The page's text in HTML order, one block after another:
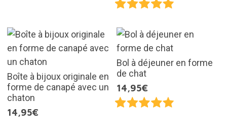
Boîte à bijoux originale en
forme de canapé avec un
chaton
14,95€
Bol à déjeuner en forme
de chat
14,95€